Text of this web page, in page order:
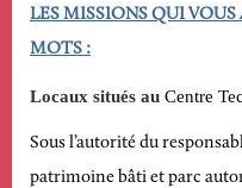
LES MISSIONS QUI
MOTS :
Locaux situés au Centre
Sous l’autorité du
patrimoine bâti et parc